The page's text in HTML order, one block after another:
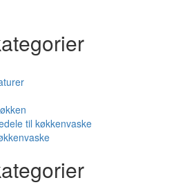
til køkkenvaske